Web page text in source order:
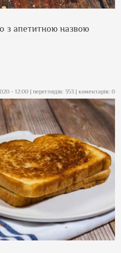
з апетитною назвою
- 12:00 | переглядів: 353 | коментарів: 0